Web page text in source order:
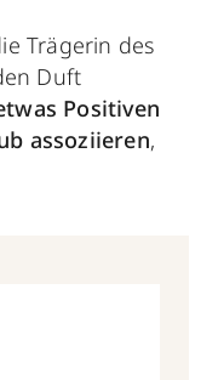
Trägerin des
Duft
Positiven
assoziieren,